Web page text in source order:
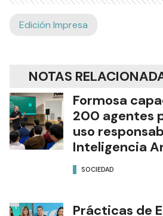
Edición Impresa
NOTAS
Formosa
200 agentes
uso
Inteligencia
SOCIEDAD
Prácticas de